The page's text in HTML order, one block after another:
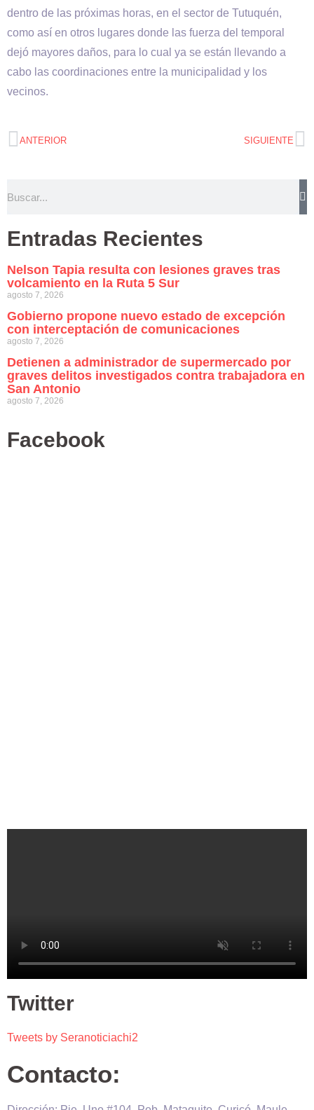
dentro de las próximas horas, en el sector de Tutuquén,
como así en otros lugares donde las fuerza del temporal
dejó mayores daños, para lo cual ya se están llevando a
cabo las coordinaciones entre la municipalidad y los
vecinos.
ANTERIOR SIGUIENTE
Entradas Recientes
Nelson Tapia resulta con lesiones graves tras
volcamiento en la Ruta 5 Sur
agosto 7, 2026
Gobierno propone nuevo estado de excepción
con interceptación de comunicaciones
agosto 7, 2026
Detienen a administrador de supermercado por
graves delitos investigados contra trabajadora en
San Antonio
agosto 7, 2026
Facebook
Twitter
Tweets by Seranoticiachi2
Contacto: